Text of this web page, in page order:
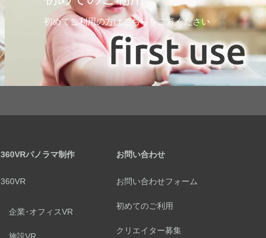
初めてご利用の方はこちらをご覧ください
360VRパノラマ制作
360VR
企業･オフィスVR
お問い合わせ
お問い合わせフォーム
初めてのご利用
クリエイター募集